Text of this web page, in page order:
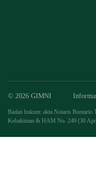
© 2026 GIMNI
Badan hukum: akta Notaris
Kehakiman & HAM No. 249 (30